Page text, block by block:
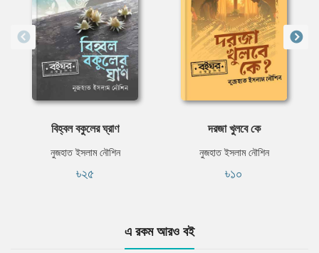
বিহ্বল বকুলের ঘ্রাণ
নুজহাত ইসলাম নৌশিন
৳২৫
দরজা খুলবে কে
নুজহাত ইসলাম নৌশিন
৳১০
এ রকম আরও বই